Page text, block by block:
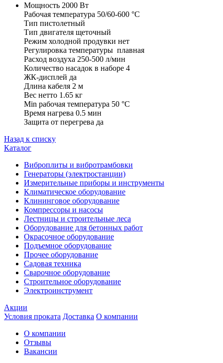
Мощность 2000 Вт
Рабочая температура 50/60-600 °С
Тип пистолетный
Тип двигателя щеточный
Режим холодной продувки нет
Регулировка температуры плавная
Расход воздуха 250-500 л/мин
Количество насадок в наборе 4
ЖК-дисплей да
Длина кабеля 2 м
Вес нетто 1.65 кг
Min рабочая температура 50 °С
Время нагрева 0.5 мин
Защита от перегрева да
Назад к списку
Каталог
Виброплиты и вибротрамбовки
Генераторы (электростанции)
Измерительные приборы и инструменты
Климатическое оборудование
Клининговое оборудование
Компрессоры и насосы
Лестницы и строительные леса
Оборудование для бетонных работ
Окрасочное оборудование
Подъемное оборудование
Прочее оборудование
Садовая техника
Сварочное оборудование
Строительное оборудование
Электроинструмент
Акции
Условия проката Доставка О компании
О компании
Отзывы
Вакансии